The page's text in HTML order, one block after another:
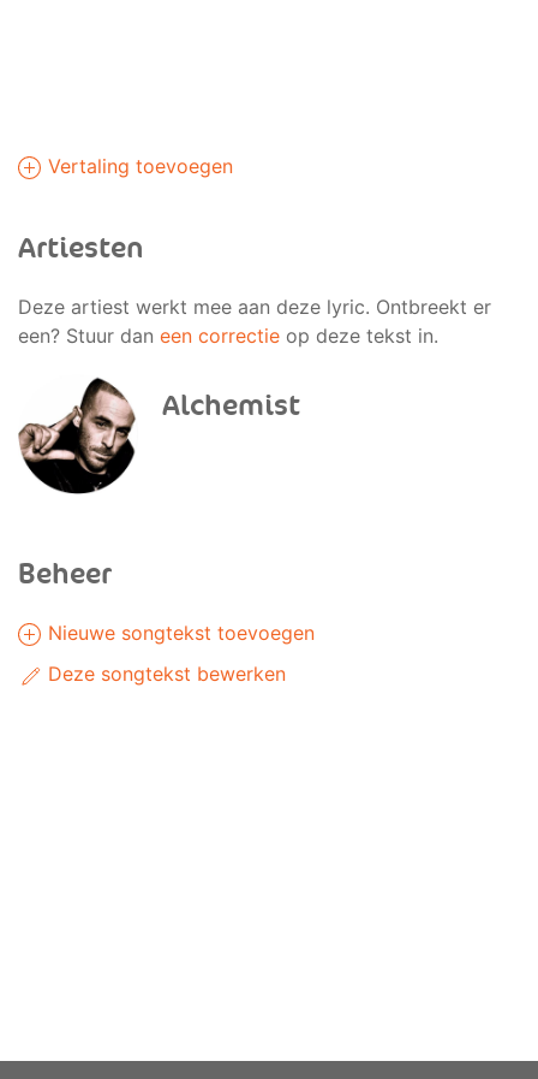
Vertaling toevoegen
Artiesten
Deze artiest werkt mee aan deze lyric. Ontbreekt er
een? Stuur dan een correctie op deze tekst in.
Alchemist
Beheer
Nieuwe songtekst toevoegen
Deze songtekst bewerken